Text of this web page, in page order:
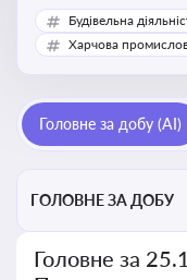
проведення
державні чи
Будівельна
Харчова
Головне за добу (AI)
ГОЛОВНЕ ЗА ДОБУ
Головне за